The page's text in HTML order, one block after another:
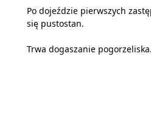
Po dojeździe pierwszych
się pustostan.
Trwa dogaszanie pogorzeliska.